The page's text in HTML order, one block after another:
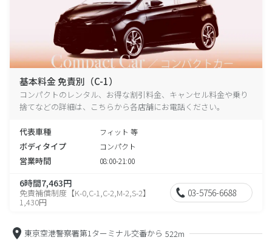
基本料金 免責別（C-1）
コンパクトのレンタル、お得な割引料金、キャンセル料金や乗り
捨てなどの詳細は、こちらから各店舗にお電話ください。
代表車種 フィット 等
ボディタイプ コンパクト
営業時間 08:00-21:00
6時間7,463円
免責補償制度【K-0,C-1,C-2,M-2,S-2】
1,430円
03-5756-6688
東京空港警察署第1ターミナル交番から 522m